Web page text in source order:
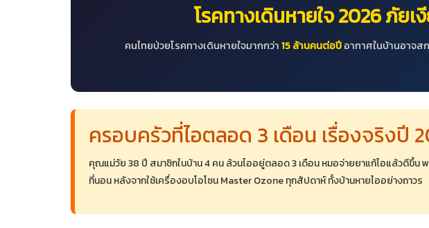
โรคทางเดินหายใจ 2026 ภัย
คนไทยป่วยโรคทางเดินหายใจมากกว่า15 ล้านคนต่อปีอากาศในบ้านอาจส
ครอบครัวที่ไอตลอด 3 เดือน เรื่องจริงปี
คุณแม่วัย 38 ปี สมาชิกในบ้าน 4 คน ล้วนไออยู่ตลอด 3 เดือน หมอจ่ายยาแก้ไอแล้วดีขึ้น
ที่นอน หลังจากใช้เครื่องอบโอโซน Master Ozone ทุกสัปดาห์ ทั้งบ้านหายไออย่างถาวร